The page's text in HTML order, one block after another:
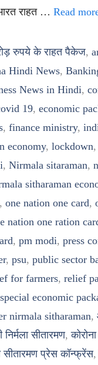
राहत … Read
रुपये के राहत पैकेज,
Hindi News,
News in Hindi,
19, economic
, finance ministry,
economy, lockdown,
, Nirmala sitaraman,
sitharaman
, one nation one card,
nation one ration
, pm modi, press
, psu, public sector
for farmers, relief
special economic
nirmala sitharaman,
निर्मला सीतारमण,
सीतारमण प्रेस कॉन्फ्रेंस